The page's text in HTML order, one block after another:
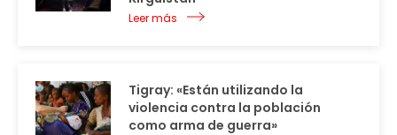
Leer más
Tigray: «Están utilizando la
violencia contra la población
como arma de guerra»